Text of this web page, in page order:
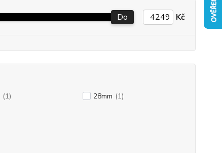
Do Kč
(1) 28mm (1)